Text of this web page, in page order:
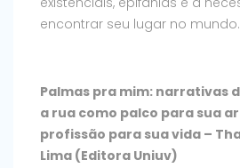
encontrar seu lugar no mundo.
Palmas pra mim: narrativas
a rua como palco para sua
profissão para sua vida –
Lima (Editora Uniuv)